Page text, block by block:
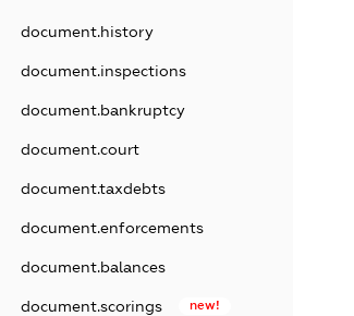
document.history
document.inspections
document.bankruptcy
document.court
document.taxdebts
document.enforcements
document.balances
document.scorings new!